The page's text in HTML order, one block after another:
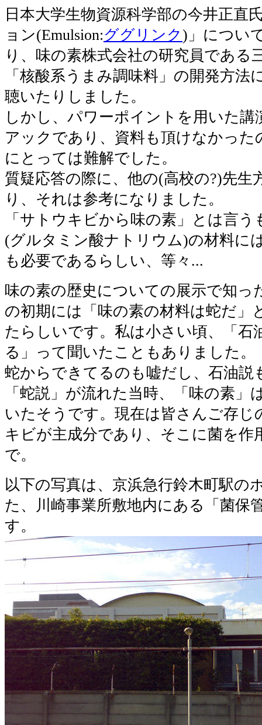
日本大学生物資源科学部の今井正直
ョン(Emulsion:ググリンク)」につい
り、味の素株式会社の研究員である
「核酸系うまみ調味料」の開発方法
聴いたりしました。
しかし、パワーポイントを用いた講
アックであり、資料も頂けなかった
にとっては難解でした。
質疑応答の際に、他の(高校の?)先生
り、それは参考になりました。
「サトウキビから味の素」とは言
(グルタミン酸ナトリウム)の材料に
も必要であるらしい、等々...
味の素の歴史についての展示で知っ
の初期には「味の素の材料は蛇だ」
たらしいです。私は小さい頃、「石
る」って聞いたこともありました。
蛇からできてるのも嘘だし、石油説
「蛇説」が流れた当時、「味の素」
いたそうです。現在は皆さんご存じ
キビが主成分であり、そこに菌を作
で。
以下の写真は、京浜急行鈴木町駅の
た、川崎事業所敷地内にある「菌保
す。